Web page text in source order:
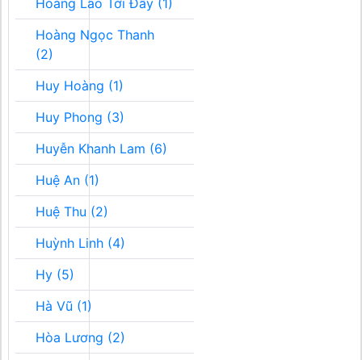
Hoàng Lão Tới Đây (1)
Hoàng Ngọc Thanh
(2)
Huy Hoàng (1)
Huy Phong (3)
Huyễn Khanh Lam (6)
Huệ An (1)
Huệ Thu (2)
Huỳnh Linh (4)
Hy (5)
Hà Vũ (1)
Hòa Lương (2)